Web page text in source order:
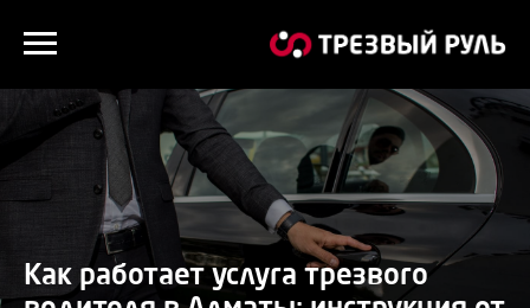
Как работает услуга трезвого